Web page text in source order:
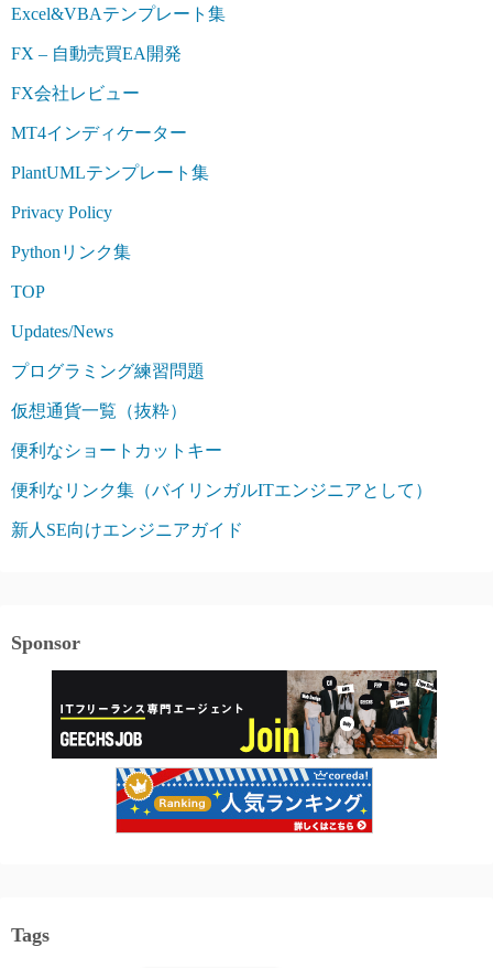
Excel&VBAテンプレート集
FX – 自動売買EA開発
FX会社レビュー
MT4インディケーター
PlantUMLテンプレート集
Privacy Policy
Pythonリンク集
TOP
Updates/News
プログラミング練習問題
仮想通貨一覧（抜粋）
便利なショートカットキー
便利なリンク集（バイリンガルITエンジニアとして）
新人SE向けエンジニアガイド
Sponsor
Tags